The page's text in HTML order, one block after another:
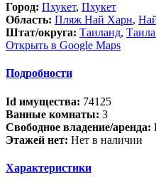
Город: Пхукет, Пхукет
Область: Пляж Най Харн,
Штат/округа: Таиланд,
Открыть в Google Maps
Подробности
Id имущества: 74125
Ванные комнаты: 3
Свободное владение/аренда:
Этажей нет: Нет в наличии
Характеристики